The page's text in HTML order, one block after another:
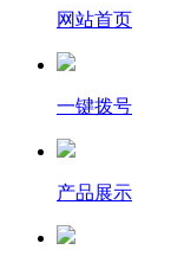
网站首页
一键拨号
产品展示